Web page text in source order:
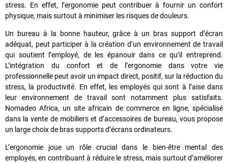
stress. En effet, l’ergonomie peut contribuer à fournir un confort
physique, mais surtout à minimiser les risques de douleurs.
Un bureau à la bonne hauteur, grâce à un bras support d’écran
adéquat, peut participer à la création d’un environnement de travail
qui soutient l’employé, de les épanouir dans ce qu’il entreprend.
L’intégration du confort et de l’ergonomie dans votre vie
professionnelle peut avoir un impact direct, positif, sur la réduction du
stress, la productivité. En effet, les employés qui sont à l’aise dans
leur environnement de travail sont notamment plus satisfaits.
Nomadeo Africa, un site africain de commerce en ligne, spécialisé
dans la vente de mobiliers et d’accessoires de bureau, vous propose
un large choix de bras supports d’écrans ordinateurs.
L’ergonomie joue un rôle crucial dans le bien-être mental des
employés, en contribuant à réduire le stress, mais surtout d’améliorer